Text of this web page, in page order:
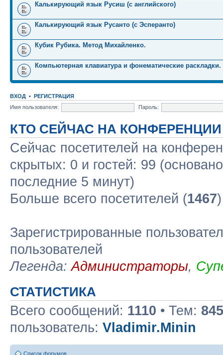
Калькирующий язык Русиш (с английского)
Калькирующий язык Русанто (с Эсперанто)
Кубик Рубика. Метод Михайленко.
Компьютерная клавиатура и фонематические раскладки.
ВХОД • РЕГИСТРАЦИЯ
Имя пользователя:
Пароль:
КТО СЕЙЧАС НА КОНФЕРЕНЦИИ
Сейчас посетителей на
скрытых: 0 и гостей: 99
последние 5 минут)
Больше всего посетителей (1467
Зарегистрированные
пользователей
Легенда:Администраторы,
СТАТИСТИКА
Всего сообщений: 1110 • Тем: 845
пользователь: Vladimir.Minin
Список форумов